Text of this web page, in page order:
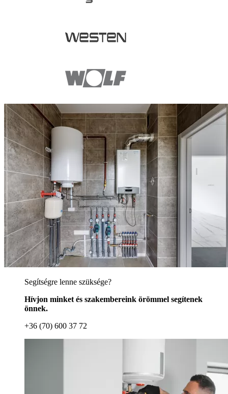
Segítségre lenne szüksége?
Hívjon minket és szakembereink örömmel segítenek
önnek.
+36 (70) 600 37 72